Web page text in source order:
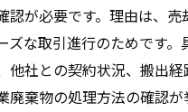
認が必要です。理由は、
ズな取引進行のためです。
他社との契約状況、搬出
廃棄物の処理方法の確認が